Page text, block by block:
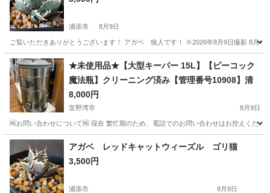
浦添市 8月9日
ご覧いただきありがとうございます！ アガベ 狼人です！ ※2026年8月9日撮影 8月9
沖縄 浦添市 その他
★未使用品★【大型キーパー 15L】【ピーコック
魔法瓶】クリーニング済み【管理番号10908】清
8,000円
宜野湾市 8月9日
🆖お問い合わせについて🆖 現在 繁忙期のため、電話でのお問い合わせはお控えくだ
沖縄 宜野湾市 その他 魔法瓶
アガベ レッドキャットウィーズル ゴリ猫
3,500円
浦添市 8月9日